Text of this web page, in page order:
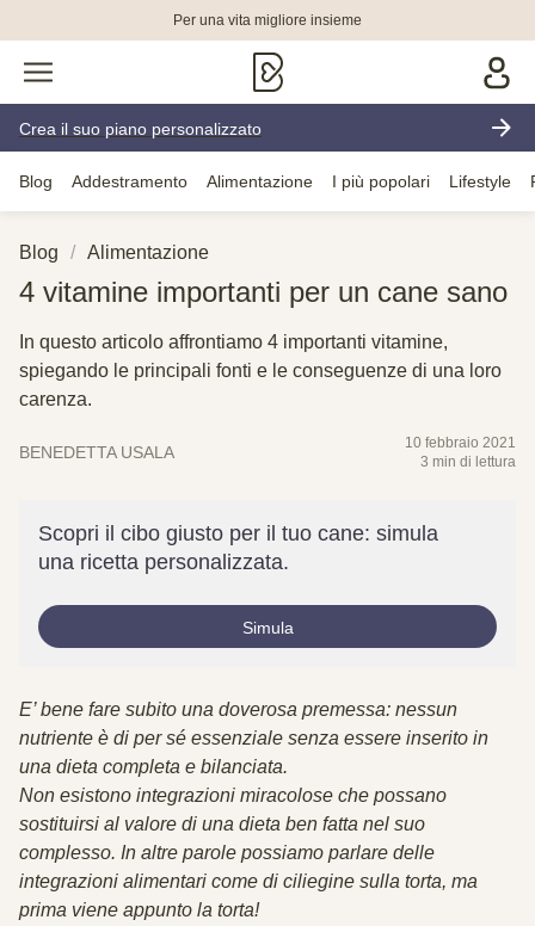
Per una vita migliore insieme
Crea il suo piano personalizzato
Blog Addestramento Alimentazione I più popolari Lifestyle
Blog Alimentazione
4 vitamine importanti per un cane sano
In questo articolo affrontiamo 4 importanti vitamine,
spiegando le principali fonti e le conseguenze di una loro
carenza.
BENEDETTA USALA
10 febbraio 2021
3 min di lettura
Scopri il cibo giusto per il tuo cane: simula
una ricetta personalizzata.
Simula
E’ bene fare subito una doverosa premessa: nessun
nutriente è di per sé essenziale senza essere inserito in
una dieta completa e bilanciata.
Non esistono integrazioni miracolose che possano
sostituirsi al valore di una dieta ben fatta nel suo
complesso. In altre parole possiamo parlare delle
integrazioni alimentari come di ciliegine sulla torta, ma
prima viene appunto la torta!